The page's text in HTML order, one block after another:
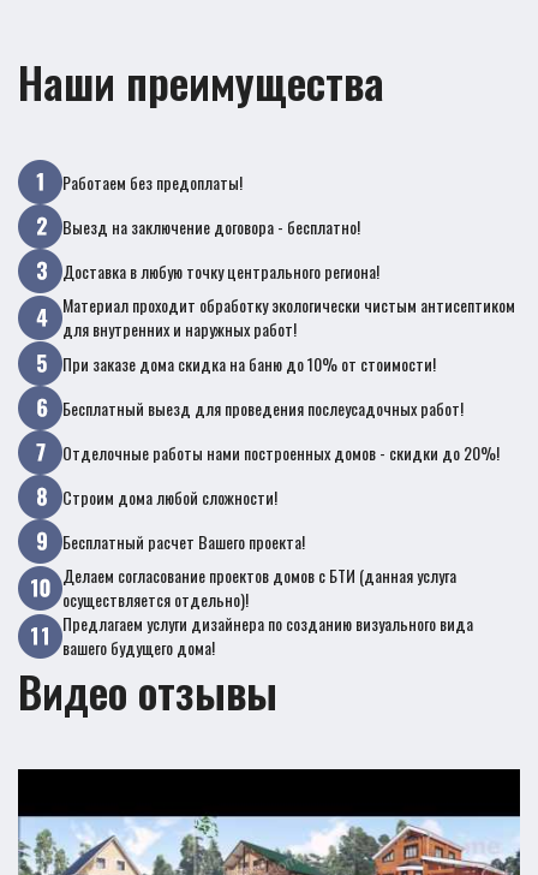
Наши преимущества
Работаем без предоплаты!
Выезд на заключение договора - бесплатно!
Доставка в любую точку центрального региона!
Материал проходит обработку экологически чистым антисептиком
для внутренних и наружных работ!
При заказе дома скидка на баню до 10% от стоимости!
Бесплатный выезд для проведения послеусадочных работ!
Отделочные работы нами построенных домов - скидки до 20%!
Строим дома любой сложности!
Бесплатный расчет Вашего проекта!
Делаем согласование проектов домов с БТИ (данная услуга
осуществляется отдельно)!
Предлагаем услуги дизайнера по созданию визуального вида
вашего будущего дома!
Видео отзывы